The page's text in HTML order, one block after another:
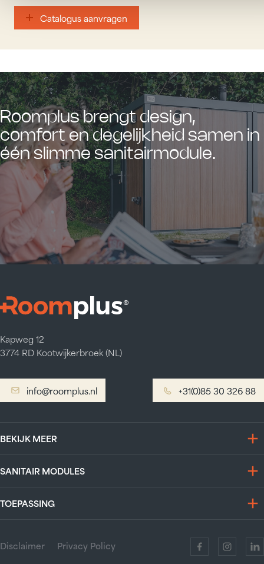
Catalogus aanvragen
Catalogus aanvragen
Roomplus brengt design,
comfort en degelijkheid samen in
één slimme sanitairmodule.
Kapweg 12
3774 RD Kootwijkerbroek (NL)
info@roomplus.nl
info@roomplus.nl +31(0)85 30 326 88
+31(0)85 30 326 88
BEKIJK MEER
SANITAIR MODULES
TOEPASSING
Disclaimer Privacy Policy